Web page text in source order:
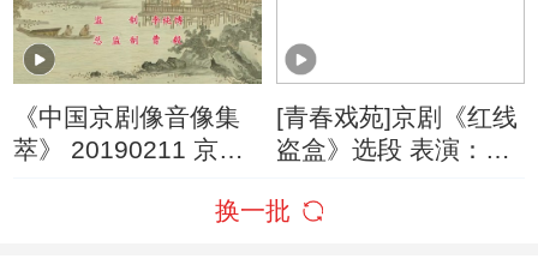
《中国京剧像音像集
萃》 20190211 京剧
[青春戏苑]京剧《红线
盗盒》选段 表演：王
换一批